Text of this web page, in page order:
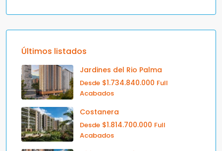
Últimos listados
Jardines del Rio Palma
Desde $1.734.840.000 Full
Acabados
Costanera
Desde $1.814.700.000 Full
Acabados